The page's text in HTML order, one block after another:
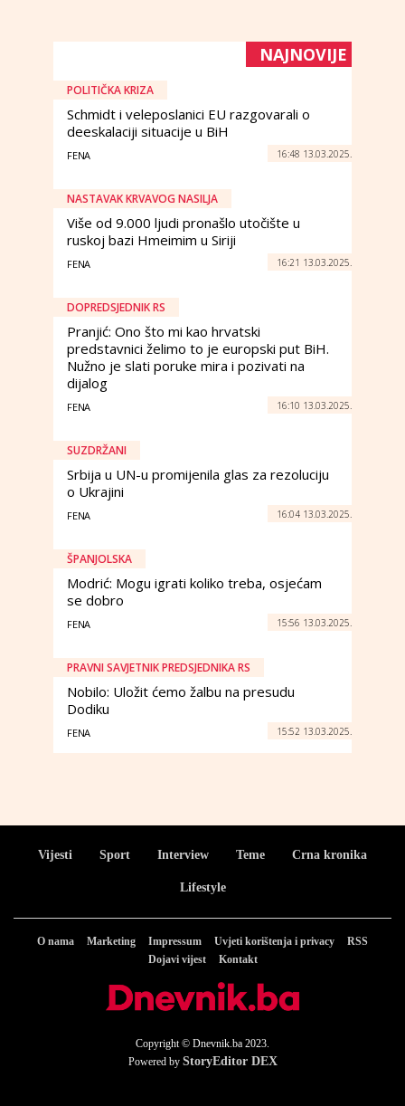
NAJNOVIJE
POLITIČKA KRIZA
Schmidt i veleposlanici EU razgovarali o
deeskalaciji situacije u BiH
FENA 16:48 13.03.2025.
NASTAVAK KRVAVOG NASILJA
Više od 9.000 ljudi pronašlo utočište u
ruskoj bazi Hmeimim u Siriji
FENA 16:21 13.03.2025.
DOPREDSJEDNIK RS
Pranjić: Ono što mi kao hrvatski
predstavnici želimo to je europski put BiH.
Nužno je slati poruke mira i pozivati na
dijalog
FENA 16:10 13.03.2025.
SUZDRŽANI
Srbija u UN-u promijenila glas za rezoluciju
o Ukrajini
FENA 16:04 13.03.2025.
ŠPANJOLSKA
Modrić: Mogu igrati koliko treba, osjećam
se dobro
FENA 15:56 13.03.2025.
PRAVNI SAVJETNIK PREDSJEDNIKA RS
Nobilo: Uložit ćemo žalbu na presudu
Dodiku
FENA 15:52 13.03.2025.
Vijesti Sport Interview Teme Crna kronika
Lifestyle
O nama Marketing Impressum Uvjeti korištenja i privacy
RSS
Dojavi vijest
Kontakt
Copyright © Dnevnik.ba 2023.
Powered by StoryEditor DEX